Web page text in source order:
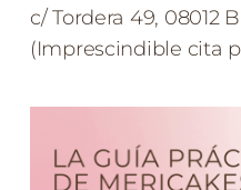
c/ Tordera 49, 08012
(Imprescindible cita